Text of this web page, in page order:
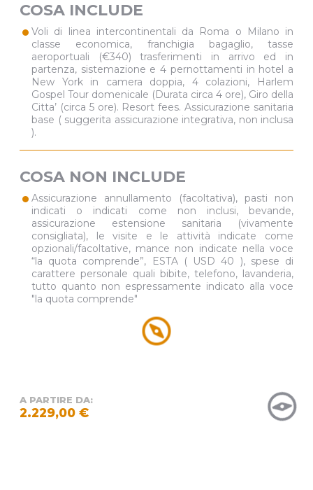
COSA INCLUDE
•Voli di linea intercontinentali da Roma o Milano in
classe economica, franchigia bagaglio, tasse
aeroportuali (€340) trasferimenti in arrivo ed in
partenza, sistemazione e 4 pernottamenti in hotel a
New York in camera doppia, 4 colazioni, Harlem
Gospel Tour domenicale (Durata circa 4 ore), Giro della
Citta’ (circa 5 ore). Resort fees. Assicurazione sanitaria
base ( suggerita assicurazione integrativa, non inclusa
).
COSA NON INCLUDE
•Assicurazione annullamento (facoltativa), pasti non
indicati o indicati come non inclusi, bevande,
assicurazione estensione sanitaria (vivamente
consigliata), le visite e le attività indicate come
opzionali/facoltative, mance non indicate nella voce
“la quota comprende”, ESTA ( USD 40 ), spese di
carattere personale quali bibite, telefono, lavanderia,
tutto quanto non espressamente indicato alla voce
"la quota comprende"
A PARTIRE DA:
2.229,00 €